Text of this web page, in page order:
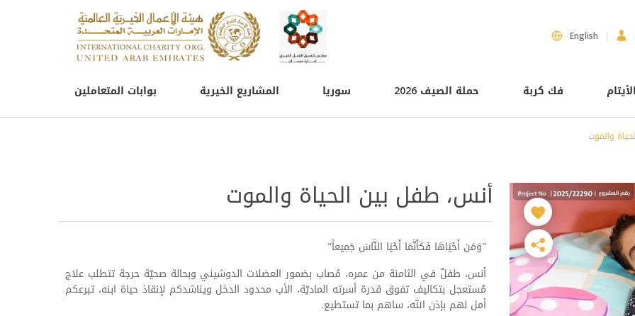
English
فك كربة حملة الصيف 2026 سوريا المشاريع الخيرية
والموت
أنس، طفل بين الحياة والموت
"وَمَن أَحْيَاهَا فَكَأَنَّمَا أَحْيَا النَّاسَ جَمِيعاً"
أنس، طفلٌ في الثامنة من عمره، مُصاب بضمور العضلات الدوشيني وبحالة صحيّة حرجة تتطلب علاج
مُستعجل بتكاليف تفوق قدرة أسرته الماديّة، الأب محدود الدخل ويناشدكم لإنقاذ حياة ابنه، تبرعكم
أمل لهم بإذن الله، ساهم بما تستطيع.